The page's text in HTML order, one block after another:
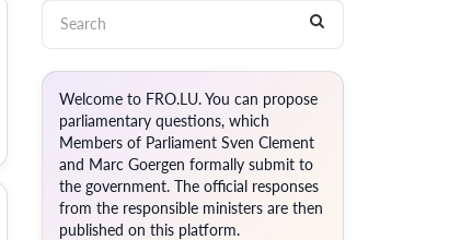
Welcome to FRO.LU. You can propose
parliamentary questions, which
Members of Parliament Sven Clement
and Marc Goergen formally submit to
the government. The official responses
from the responsible ministers are then
published on this platform.